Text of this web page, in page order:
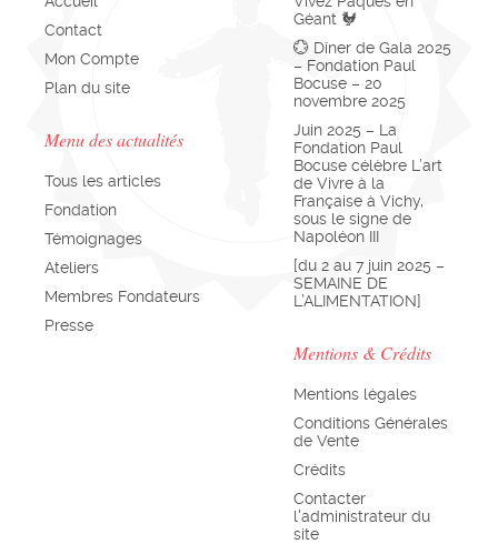
Contact
Mon Compte
Plan du site
Menu des actualités
Tous les articles
Fondation
Témoignages
Ateliers
Membres Fondateurs
Presse
Géant 🐓
💮 Dîner de Gala 2025
– Fondation Paul
Bocuse – 20
novembre 2025
Juin 2025 – La
Fondation Paul
Bocuse célèbre L’art
de Vivre à la
Française à Vichy,
sous le signe de
Napoléon III
[du 2 au 7 juin 2025 –
SEMAINE DE
L’ALIMENTATION]
Mentions & Crédits
Mentions légales
Conditions Générales
de Vente
Crédits
Contacter
l'administrateur du
site